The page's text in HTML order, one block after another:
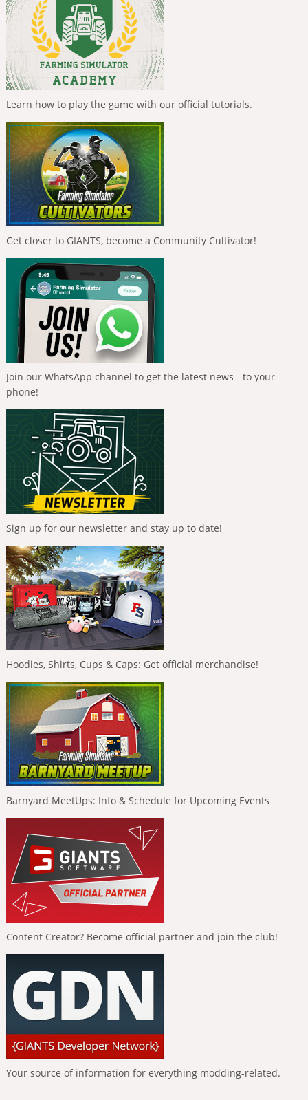
Learn how to play the game with our official tutorials.
Get closer to GIANTS, become a Community Cultivator!
Join our WhatsApp channel to get the latest news - to your
phone!
Sign up for our newsletter and stay up to date!
Hoodies, Shirts, Cups & Caps: Get official merchandise!
Barnyard MeetUps: Info & Schedule for Upcoming Events
Content Creator? Become official partner and join the club!
Your source of information for everything modding-related.